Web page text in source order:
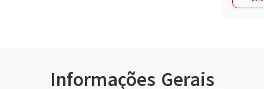
Informações Gerais